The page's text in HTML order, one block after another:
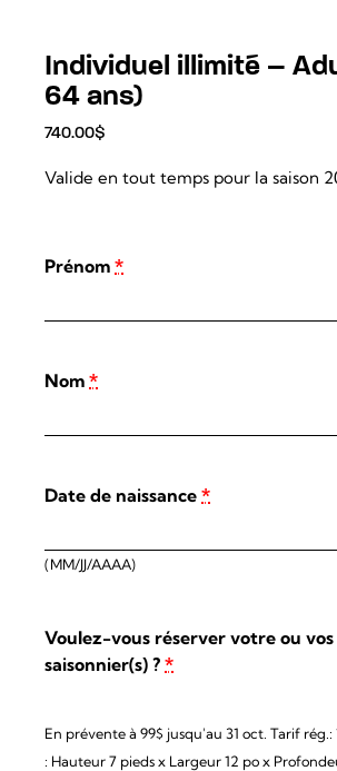
Individuel illimité –
64 ans)
740.00$
Valide en tout temps pour la saison
Prénom *
Nom *
Date de naissance *
(MM/JJ/AAAA)
Voulez-vous réserver votre ou vos
saisonnier(s) ? *
En prévente à 99$ jusqu'au 31 oct. Tarif rég.:
: Hauteur 7 pieds x Largeur 12 po x